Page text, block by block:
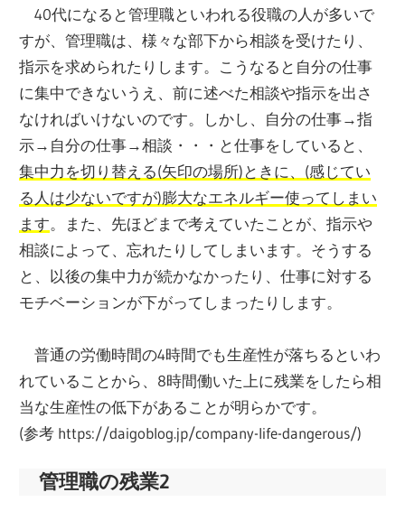
40代になると管理職といわれる役職の人が多いで
すが、管理職は、様々な部下から相談を受けたり、
指示を求められたりします。こうなると自分の仕事
に集中できないうえ、前に述べた相談や指示を出さ
なければいけないのです。しかし、自分の仕事→指
示→自分の仕事→相談・・・と仕事をしていると、
集中力を切り替える(矢印の場所)ときに、(感じてい
る人は少ないですが)膨大なエネルギー使ってしまい
ます。また、先ほどまで考えていたことが、指示や
相談によって、忘れたりしてしまいます。そうする
と、以後の集中力が続かなかったり、仕事に対する
モチベーションが下がってしまったりします。
普通の労働時間の4時間でも生産性が落ちるといわ
れていることから、8時間働いた上に残業をしたら相
当な生産性の低下があることが明らかです。
(参考 https://daigoblog.jp/company-life-dangerous/)
管理職の残業2